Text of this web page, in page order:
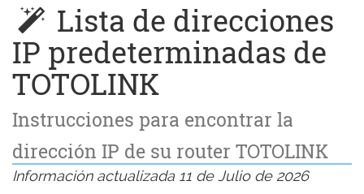
Lista de direcciones
IP predeterminadas de
TOTOLINK
Instrucciones para encontrar la
dirección IP de su router TOTOLINK
Información actualizada 11 de Julio de 2026